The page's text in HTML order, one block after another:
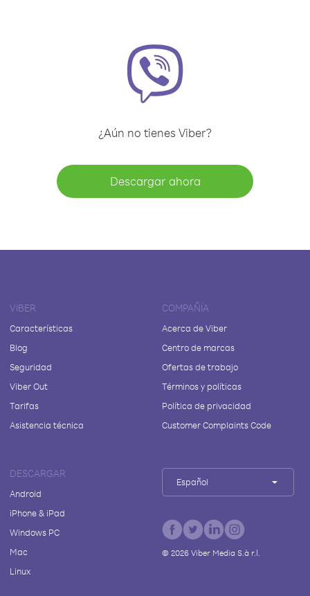
¿Aún no tienes Viber?
Descargar ahora
VIBER
Características
Blog
Seguridad
Viber Out
Tarifas
Asistencia técnica
COMPAÑÍA
Acerca de Viber
Centro de marcas
Ofertas de trabajo
Términos y políticas
Política de privacidad
Customer Complaints Code
DESCARGAR
Android
iPhone & iPad
Windows PC
Mac
Linux
Español
© 2026Viber Media S.à r.l.